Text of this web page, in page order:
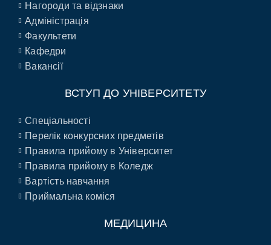
Нагороди та відзнаки
Адміністрація
Факультети
Кафедри
Вакансії
ВСТУП ДО УНІВЕРСИТЕТУ
Спеціальності
Перелік конкурсних предметів
Правила прийому в Університет
Правила прийому в Коледж
Вартість навчання
Приймальна коміся
МЕДИЦИНА